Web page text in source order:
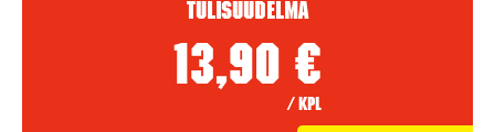
Tulisuudelma
13,90 €
/ kpl